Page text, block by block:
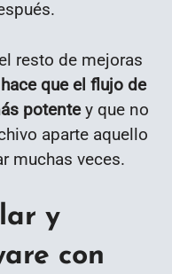
resto de mejoras
hace que el flujo de
potentey que no
aparte aquello
muchas veces.
y
con